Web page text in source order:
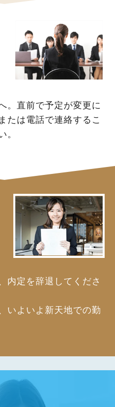
。直前で予定が変更に
たは電話で連絡するこ
。
内定を辞退してくださ
いよいよ新天地での勤